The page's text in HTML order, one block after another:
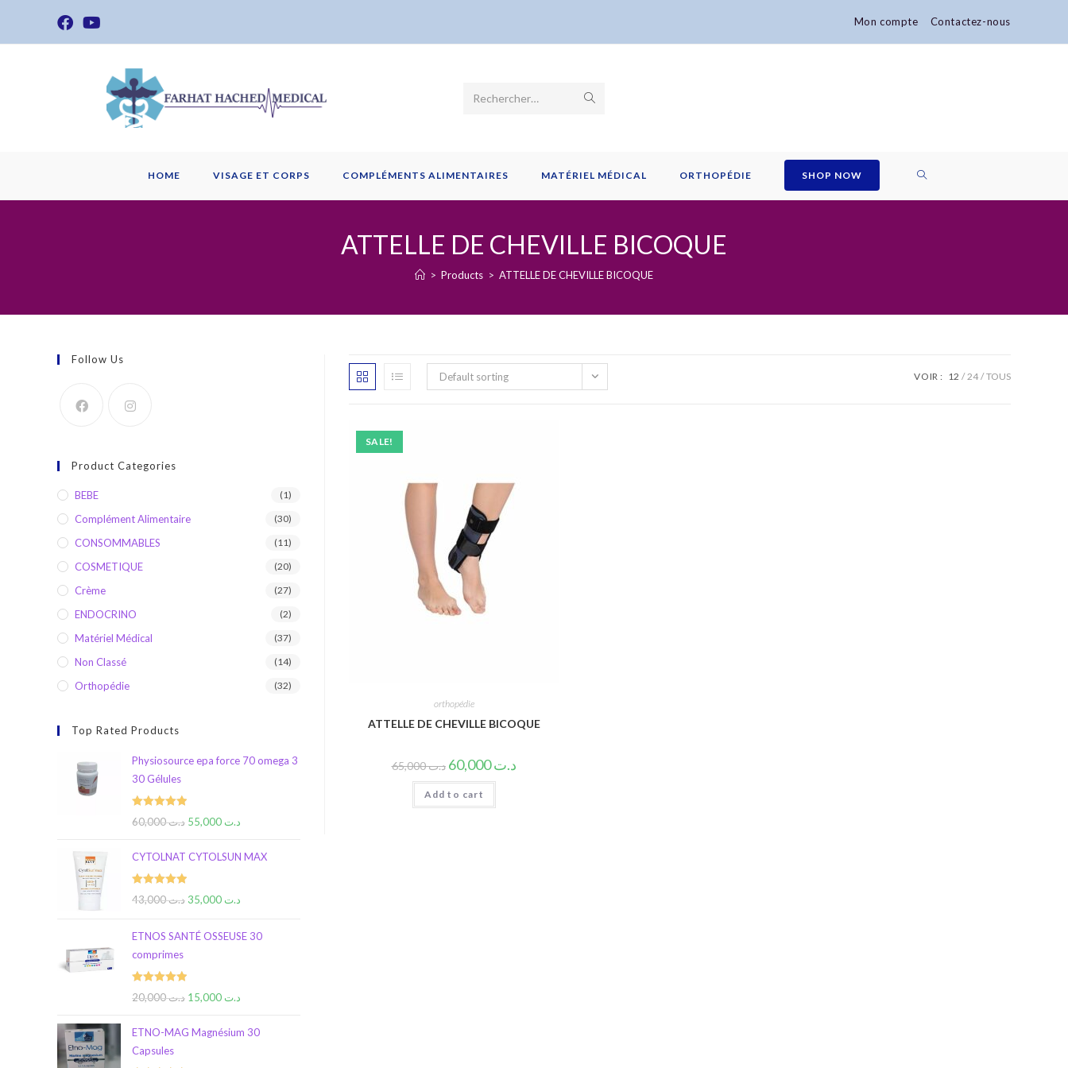
Mon compte Contactez-nous
Rechercher…
HOME VISAGE ET CORPS COMPLÉMENTS ALIMENTAIRES MATÉRIEL MÉDICAL ORTHOPÉDIE SHOP NOW TOGGLE
ATTELLE DE CHEVILLE BICOQUE
> Products > ATTELLE DE CHEVILLE BICOQUE
Default sorting VOIR : 12 24 TOUS
SALE!
orthopédie
ATTELLE DE CHEVILLE BICOQUE
د.ت65,000 د.ت60,000
Add to cart
Follow Us
Product Categories
BEBE (1)
Complément Alimentaire (30)
CONSOMMABLES (11)
COSMETIQUE (20)
Crème (27)
ENDOCRINO (2)
Matériel Médical (37)
Non Classé (14)
Orthopédie (32)
Top Rated Products
Physiosource epa force 70 omega 3
30 Gélules
Rated 5.00د.ت60,000 د.ت
CYTOLNAT CYTOLSUN MAX
Rated5.00د.ت43,000 د.ت
ETNOS SANTÉ OSSEUSE 30
comprimes
Rated5.00د.ت20,000 د.ت
ETNO-MAG Magnésium 30
Capsules